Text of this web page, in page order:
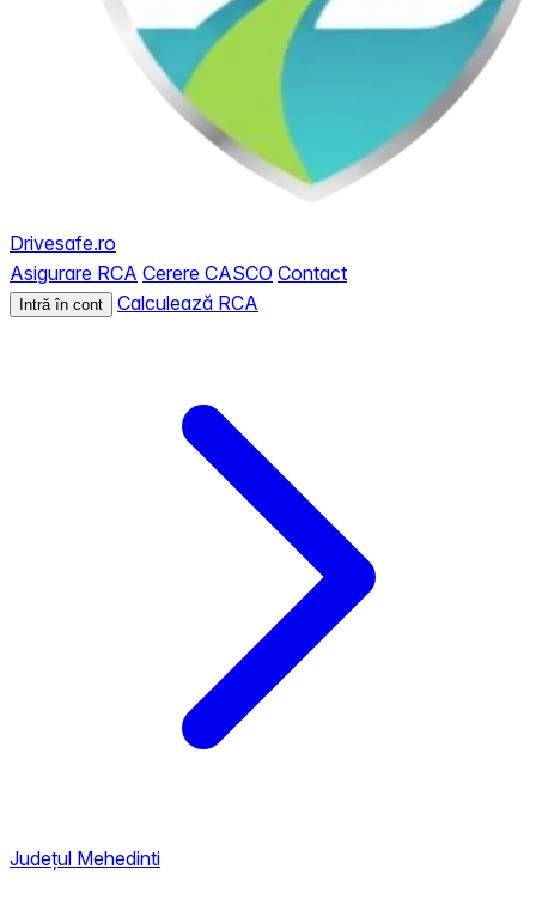
Drivesafe.ro
Asigurare RCA Cerere CASCO Contact
Intră în cont Calculează RCA
Județul Mehedinti